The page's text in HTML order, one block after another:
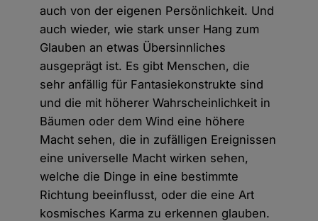
auch von der eigenen Persönlichkeit. Und
auch wieder, wie stark unser Hang zum
Glauben an etwas Übersinnliches
ausgeprägt ist. Es gibt Menschen, die
sehr anfällig für Fantasiekonstrukte sind
und die mit höherer Wahrscheinlichkeit in
Bäumen oder dem Wind eine höhere
Macht sehen, die in zufälligen Ereignissen
eine universelle Macht wirken sehen,
welche die Dinge in eine bestimmte
Richtung beeinflusst, oder die eine Art
kosmisches Karma zu erkennen glauben.